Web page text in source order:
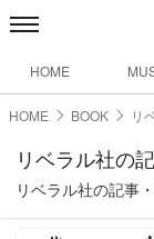
HOME
HOME BOOK リ
リベラル社の
リベラル社の記事